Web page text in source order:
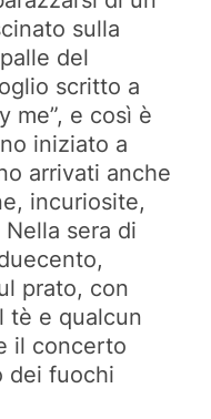
sulla
del
scritto a
me”, e così è
iniziato a
arrivati anche
incuriosite,
sera di
prato, con
tè e qualcun
il concerto
dei fuochi